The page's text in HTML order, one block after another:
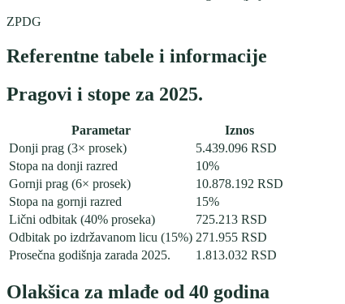
ZPDG
Referentne tabele i informacije
Pragovi i stope za 2025.
Parametar
Iznos
Donji prag (3× prosek)
5.439.096 RSD
Stopa na donji razred
10%
Gornji prag (6× prosek)
10.878.192 RSD
Stopa na gornji razred
15%
Lični odbitak (40% proseka)
725.213 RSD
Odbitak po izdržavanom licu (15%) 271.955 RSD
Prosečna godišnja zarada 2025.
1.813.032 RSD
Olakšica za mlađe od 40 godina